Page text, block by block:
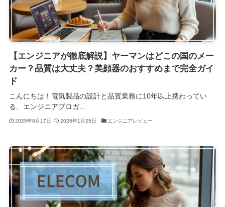
【エンジニアが徹底解説】ヤーマンはどこの国のメー
カー？品質は大丈夫？美顔器のおすすめまで完全ガイ
ド
こんにちは！電気製品の設計と品質業務に10年以上携わってい
る、エンジニアブロガ...
2025年8月17日 2026年1月25日 エンジニアレビュー